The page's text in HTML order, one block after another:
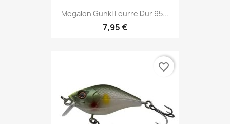
Megalon Gunki Leurre Dur 95...
7,95 €
favorite_border